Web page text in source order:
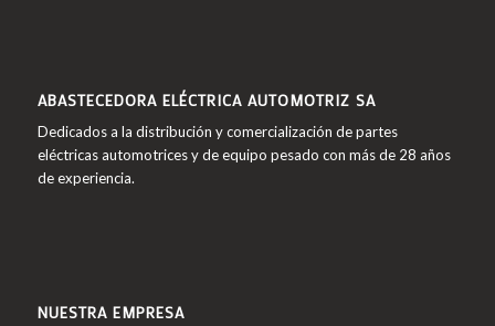
ABASTECEDORA ELÉCTRICA AUTOMOTRIZ SA
Dedicados a la distribución y comercialización de partes
eléctricas automotrices y de equipo pesado con más de 28 años
de experiencia.
NUESTRA EMPRESA